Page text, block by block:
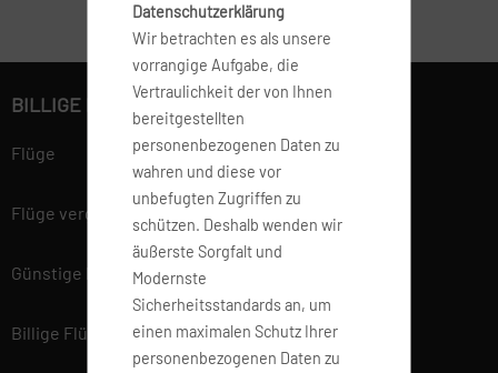
Datenschutzerklärung
Wir betrachten es als unsere
vorrangige Aufgabe, die
Vertraulichkeit der von Ihnen
bereitgestellten
personenbezogenen Daten zu
wahren und diese vor
unbefugten Zugriffen zu
schützen. Deshalb wenden wir
äußerste Sorgfalt und
Modernste
Sicherheitsstandards an, um
einen maximalen Schutz Ihrer
personenbezogenen Daten zu
BILLIGE FLÜGE BUCHEN
Flüge
Flüge vergleichen
Günstige Flüge
Billige Flüge